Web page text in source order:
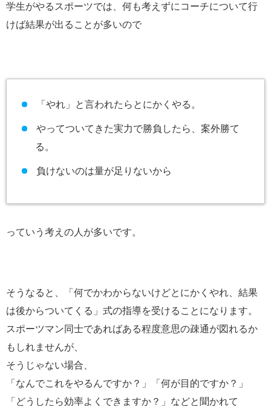
学生がやるスポーツでは、何も考えずにコーチについて行
けば結果が出ることが多いので
「やれ」と言われたらとにかくやる。
やってついてきた実力で勝負したら、案外勝て
る。
負けないのは量が足りないから
っていう考えの人が多いです。
そうなると、「何でかわからないけどとにかくやれ、結果
は後からついてくる」式の指導を受けることになります。
スポーツマン同士であればある程度意思の疎通が図れるか
もしれませんが、
そうじゃない場合、
「なんでこれをやるんですか？」「何が目的ですか？」
「どうしたら効率よくできますか？」などと聞かれて